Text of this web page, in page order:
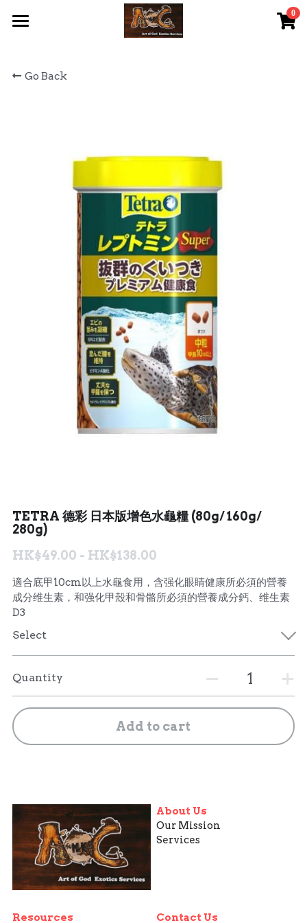
0
關於我們 About Us
網上商店 Shop Now
飼養陸龜小貼士 Tips
Facebook 專頁Facebook Page
Tough Cubic 爬蟲箱預訂
聯絡我們 Contact Us
Search
繁體中文
繁體中文
Go Back
TETRA 德彩 日本版增色水龜糧 (80g/ 160g/
280g)
HK$49.00 - HK$138.00
適合底甲10cm以上水龜食用，含强化眼睛健康所必須的營養
成分维生素，和强化甲殼和骨骼所必須的營養成分鈣、维生素
D3
Select
Quantity
Add to cart
About Us
Our Mission
Services
Resources Contact Us
×
STORE CATEGORIES
All Categories